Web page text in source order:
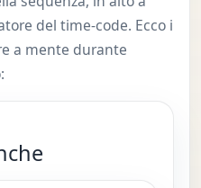
del time-code. Ecco i
a mente durante